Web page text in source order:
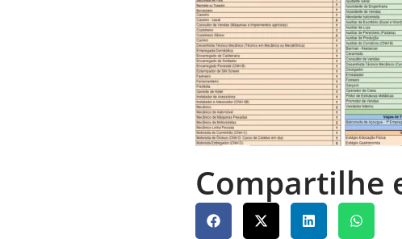
Compartilhe